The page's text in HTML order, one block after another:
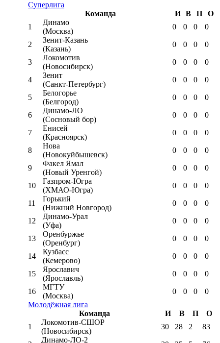
Суперлига
Команда
И В П
О
1
Динамо
(Москва)
0 0 0 0
2
Зенит-Казань
(Казань)
0 0 0 0
3
Локомотив
(Новосибирск)
0 0 0 0
4
Зенит
(Санкт-Петербург)
0 0 0 0
5
Белогорье
(Белгород)
0 0 0 0
6
Динамо-ЛО
(Сосновый бор)
0 0 0 0
7
Енисей
(Красноярск)
0 0 0 0
8
Нова
(Новокуйбышевск)
0 0 0 0
9
Факел Ямал
(Новый Уренгой)
0 0 0 0
10
Газпром-Югра
(ХМАО-Югра)
0 0 0 0
11
Горький
(Нижний Новгород)
0 0 0 0
12
Динамо-Урал
(Уфа)
0 0 0 0
13
Оренбуржье
(Оренбург)
0 0 0 0
14
Кузбасс
(Кемерово)
0 0 0 0
15
Ярославич
(Ярославль)
0 0 0 0
16
МГТУ
(Москва)
0 0 0
0
Молодёжная лига
Команда
И В П
О
1
Локомотив-CШОР
(Новосибирск)
30 28 2 83
Динамо-ЛО-2